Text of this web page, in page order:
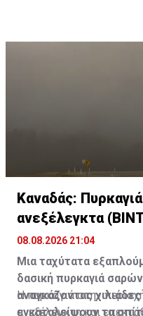
Καναδάς:
ανεξέλεγκτα
08.08.2026 21:04
Μια ταχύτατα
δασική πυρκαγιά
αναγκάζοντας
εγκαταλείψουν τα
Η πυρκαγιά στην
ανεξέλεγκτη και